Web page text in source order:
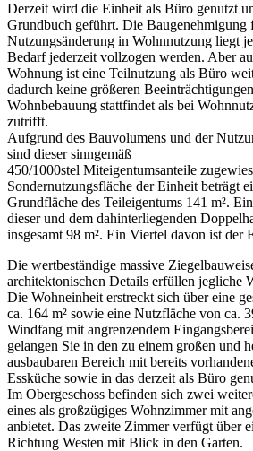
Derzeit wird die Einheit als Büro genutzt
Grundbuch geführt. Die Baugenehmigung
Nutzungsänderung in Wohnnutzung liegt
Bedarf jederzeit vollzogen werden. Aber
Wohnung ist eine Teilnutzung als Büro
dadurch keine größeren
Wohnbebauung stattfindet als bei
zutrifft.
Aufgrund des Bauvolumens und der
sind dieser sinngemäß
450/1000stel Miteigentumsanteile
Sondernutzungsfläche der Einheit beträgt
Grundfläche des Teileigentums 141 m².
dieser und dem dahinterliegenden
insgesamt 98 m². Ein Viertel davon ist der
Die wertbeständige massive
architektonischen Details erfüllen jegliche
Die Wohneinheit erstreckt sich über eine
ca. 164 m² sowie eine Nutzfläche von ca.
Windfang mit angrenzendem
gelangen Sie in den zu einem großen und
ausbaubaren Bereich mit bereits
Essküche sowie in das derzeit als Büro
Im Obergeschoss befinden sich zwei
eines als großzügiges Wohnzimmer mit
anbietet. Das zweite Zimmer verfügt über
Richtung Westen mit Blick in den Garten.